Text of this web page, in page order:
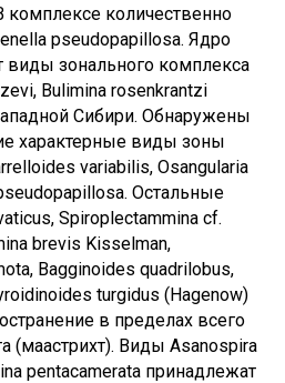
комплексе количественно
pseudopapillosa. Ядро
виды зонального комплекса
Bulimina rosenkrantzi
Сибири. Обнаружены
характерные виды зоны
variabilis, Osangularia
Остальные
Spiroplectammina cf.
brevis Kisselman,
Bagginoides quadrilobus,
turgidus (Hagenow)
в пределах всего
(маастрихт). Виды Asanospira
pentacamerata принадлежат